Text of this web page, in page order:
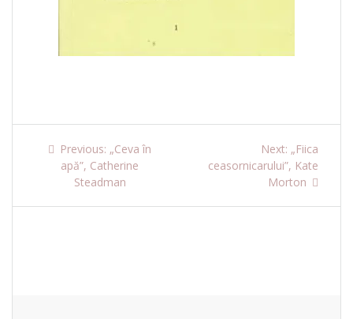
Navigare
articole
Previous: Previous
post:
„Ceva în
apă”, Catherine
Steadman
Next: Next
post:
„Fiica
ceasornicarului”, Kate
Morton